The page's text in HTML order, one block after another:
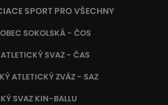
SPORT PRO VŠECHNY
SOKOLSKÁ - ČOS
SVAZ - ČAS
ATLETICKÝ ZVÄZ - SAZ
SVAZ KIN-BALLU